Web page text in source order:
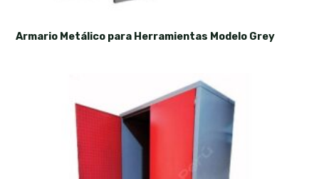
Armario Metálico para Herramientas Modelo Grey